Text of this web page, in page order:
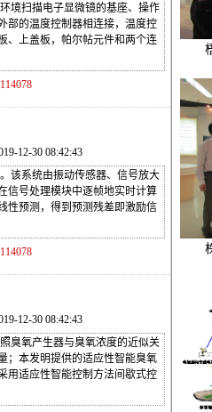
境扫描电子显微镜的基座、操作
部的温度控制器相连接，温度控
、上盖板，帕尔帖元件和两个连
12-30 08:42:43
该系统由振动传感器、信号放大
信号处理模块中逐帧地实时计算
性预测，得到预测残差即激励信
12-30 08:42:43
臭氧产生器与臭氧浓度的近似关
；本发明提供的适应性智能臭氧
用适应性智能控制方法间歇式控